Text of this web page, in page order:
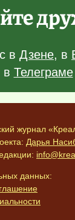
в Дзене, в
в Телеграме
журнал
Дарья
данных: